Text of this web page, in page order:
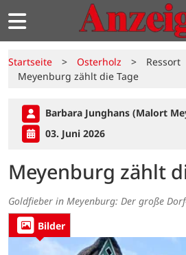
Startseite > Osterholz > Ressort
Meyenburg zählt die Tage
Barbara Junghans (Malort
03. Juni 2026
Meyenburg zählt
Goldfieber in Meyenburg: Der große
Bilder